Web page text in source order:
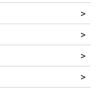
>
>
>
>